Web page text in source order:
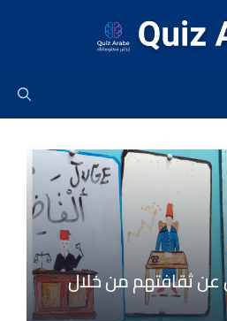
عن ثقافتهم من خلال